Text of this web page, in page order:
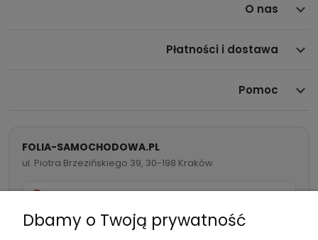
O nas
Płatności i dostawa
Pomoc
FOLIA-SAMOCHODOWA.PL
ul. Piotra Brzezińskiego 39, 30-198 Kraków
732 082 998
info@folia-samochodowa.pl
Dbamy o Twoją prywatność